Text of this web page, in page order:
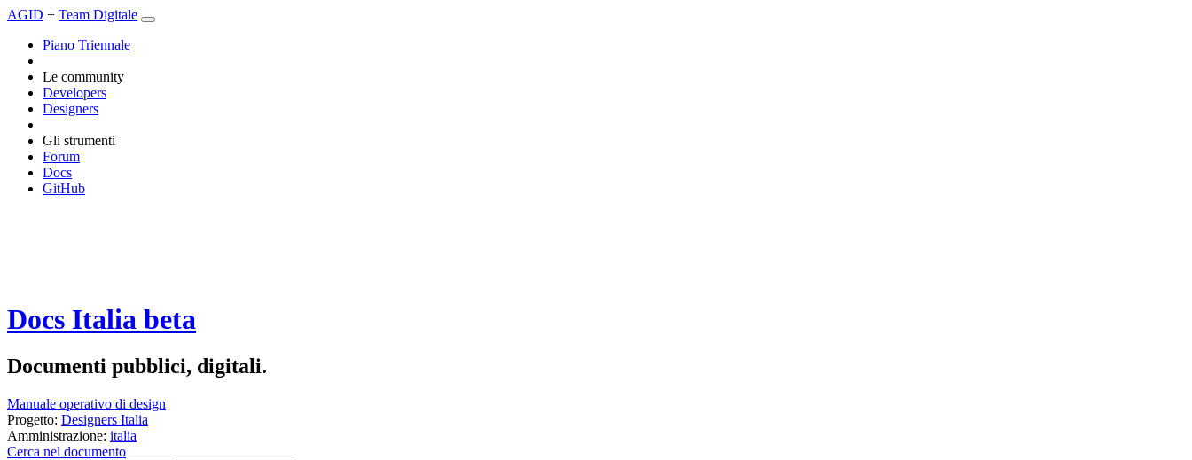
AGID + Team Digitale
Piano Triennale
Le community
Developers
Designers
Gli strumenti
Forum
Docs
GitHub
Docs Italia beta
Documenti pubblici, digitali.
Manuale operativo di design
Progetto: Designers Italia
Amministrazione: italia
Cerca nel documento